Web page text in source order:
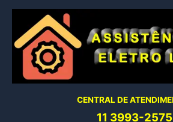
conteúdo
CENTRAL DE
11 3993-2575